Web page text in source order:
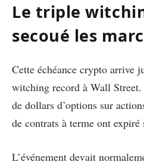
Le triple
secoué les
Cette échéance crypto arrive
witching record à Wall
de dollars d’options sur
de contrats à terme ont
L’événement devait